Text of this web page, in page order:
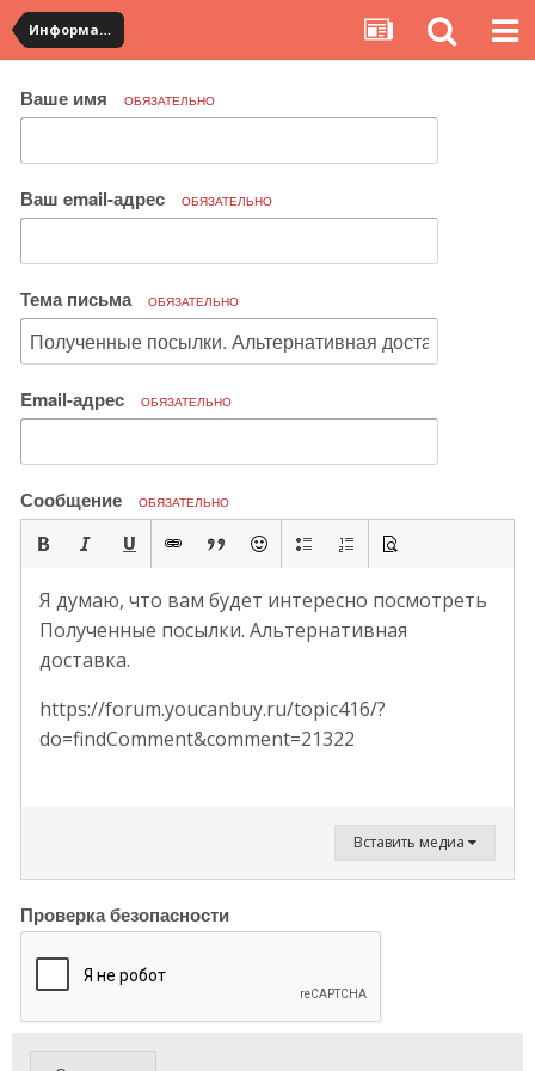
Информация по полученным посылкам
Ваше имя ОБЯЗАТЕЛЬНО
Ваш email-адрес ОБЯЗАТЕЛЬНО
Тема письма ОБЯЗАТЕЛЬНО
Email-адрес ОБЯЗАТЕЛЬНО
Сообщение ОБЯЗАТЕЛЬНО
Я думаю, что вам будет интересно посмотреть
Полученные посылки. Альтернативная
доставка.
https://forum.youcanbuy.ru/topic416/?
do=findComment&comment=21322
Вставить медиа
Проверка безопасности